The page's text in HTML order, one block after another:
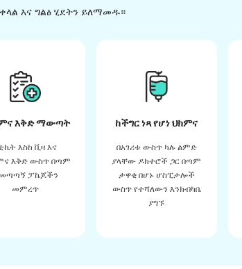
እና ግልፅ ሂደትን ይለማመዱ።
እቅድ ማውጣት
እስከ ቪዛ እና
እቅድ ውስጥ በጣም
ፓኬጆችን
መምረጥ
ከችግር ነጻ የሆነ ህክምና
በአገሪቱ ውስጥ ካሉ ልምድ
ያላቸው ዶክተሮች ጋር በጣም
ታዋቂ በሆኑ ሆስፒታሎች
ውስጥ የተሻለውን እንክብካቤ
ያግኙ